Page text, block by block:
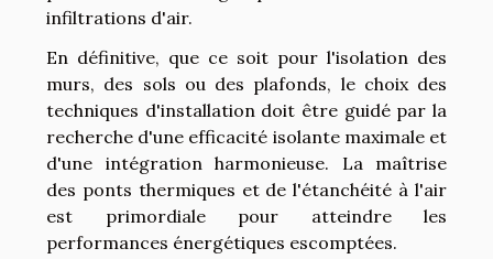
infiltrations d'air.
En définitive, que ce soit pour l'isolation des
murs, des sols ou des plafonds, le choix des
techniques d'installation doit être guidé par la
recherche d'une efficacité isolante maximale et
d'une intégration harmonieuse. La maîtrise
des ponts thermiques et de l'étanchéité à l'air
est primordiale pour atteindre les
performances énergétiques escomptées.